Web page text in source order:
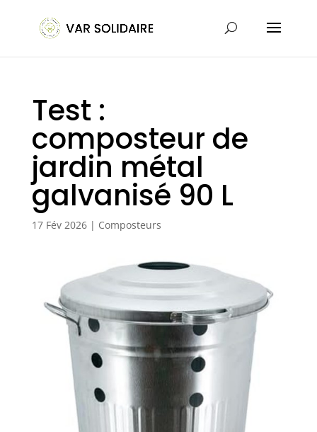
Test :
composteur de
jardin métal
galvanisé 90 L
17 Fév 2026| Composteurs